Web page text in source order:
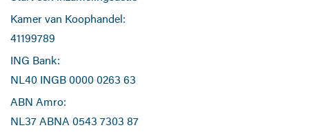
Kamer van Koophandel:
41199789
ING Bank:
NL40 INGB 0000 0263 63
ABN Amro:
NL37 ABNA 0543 7303 87